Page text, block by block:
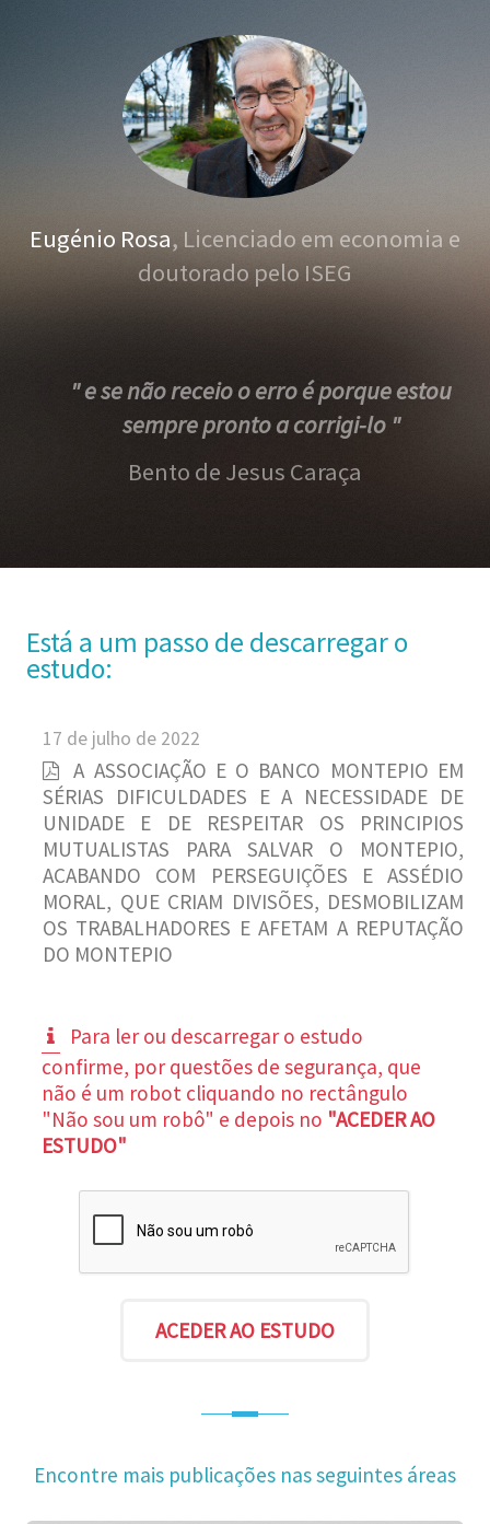
Eugénio Rosa, Licenciado em economia e
doutorado pelo ISEG
" e se não receio o erro é porque estou
sempre pronto a corrigi-lo "
Bento de Jesus Caraça
Está a um passo de descarregar o
estudo:
17 de julho de 2022
A ASSOCIAÇÃO E O BANCO MONTEPIO EM
SÉRIAS DIFICULDADES E A NECESSIDADE DE
UNIDADE E DE RESPEITAR OS PRINCIPIOS
MUTUALISTAS PARA SALVAR O MONTEPIO,
ACABANDO COM PERSEGUIÇÕES E ASSÉDIO
MORAL, QUE CRIAM DIVISÕES, DESMOBILIZAM
OS TRABALHADORES E AFETAM A REPUTAÇÃO
DO MONTEPIO
Para ler ou descarregar o estudo
confirme, por questões de segurança, que
não é um robot cliquando no rectângulo
"Não sou um robô" e depois no "ACEDER AO
ESTUDO"
Encontre mais publicações nas seguintes áreas